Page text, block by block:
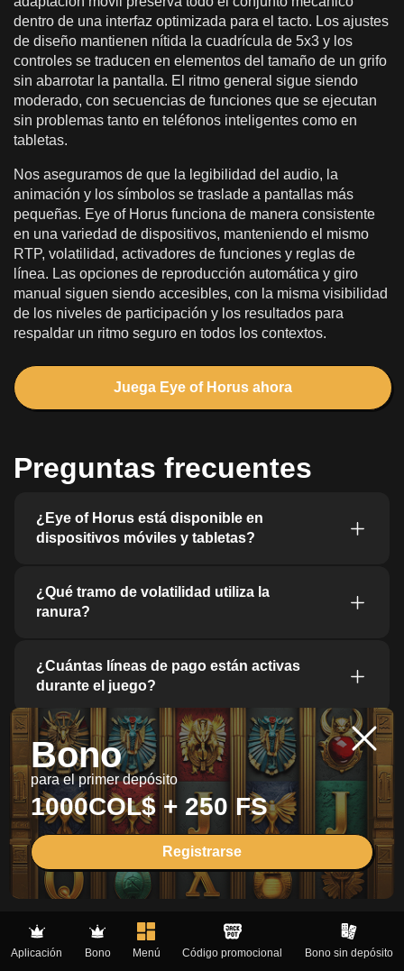
dentro de una interfaz optimizada para el tacto. Los ajustes
de diseño mantienen nítida la cuadrícula de 5x3 y los
controles se traducen en elementos del tamaño de un grifo
sin abarrotar la pantalla. El ritmo general sigue siendo
moderado, con secuencias de funciones que se ejecutan
sin problemas tanto en teléfonos inteligentes como en
tabletas.
Nos aseguramos de que la legibilidad del audio, la
animación y los símbolos se traslade a pantallas más
pequeñas. Eye of Horus funciona de manera consistente
en una variedad de dispositivos, manteniendo el mismo
RTP, volatilidad, activadores de funciones y reglas de
línea. Las opciones de reproducción automática y giro
manual siguen siendo accesibles, con la misma visibilidad
de los niveles de participación y los resultados para
respaldar un ritmo seguro en todos los contextos.
Juega Eye of Horus ahora
Preguntas frecuentes
¿Eye of Horus está disponible en
dispositivos móviles y tabletas?
¿Qué tramo de volatilidad utiliza la
ranura?
¿Cuántas líneas de pago están activas
durante el juego?
¿Eye of Horus incluye giros gratis?
¿Cuál es el potencial máximo de victoria?
¿Qué tan rápido es el ritmo de la sesión?
Bono
para el primer depósito
1000COL$ + 250 FS
Registrarse
Aplicación Bono Menú Código promocional Bono sin depósito
Términos de servicio Páginas superiores